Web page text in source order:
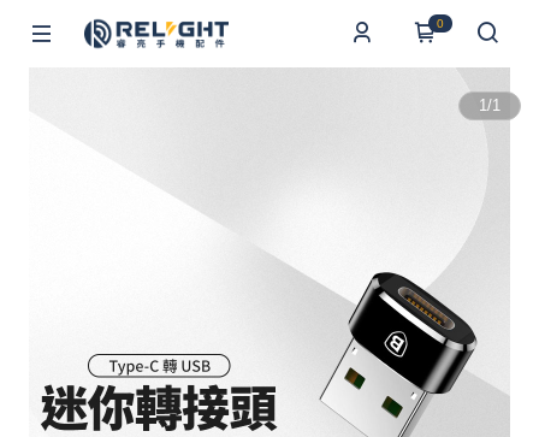
0
1/1